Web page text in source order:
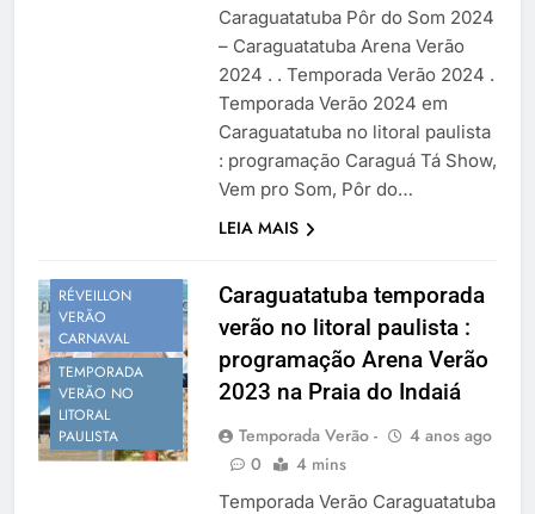
Caraguatatuba Pôr do Som 2024
– Caraguatatuba Arena Verão
2024 . . Temporada Verão 2024 .
Temporada Verão 2024 em
Caraguatatuba no litoral paulista
: programação Caraguá Tá Show,
Vem pro Som, Pôr do…
LEIA MAIS
SÃO PAULO
RÉVEILLON
VERÃO
CARNAVAL
TEMPORADA
VERÃO NO
LITORAL
PAULISTA
Caraguatatuba temporada
verão no litoral paulista :
programação Arena Verão
2023 na Praia do Indaiá
Temporada Verão -
4 anos ago
0
4 mins
Temporada Verão Caraguatatuba